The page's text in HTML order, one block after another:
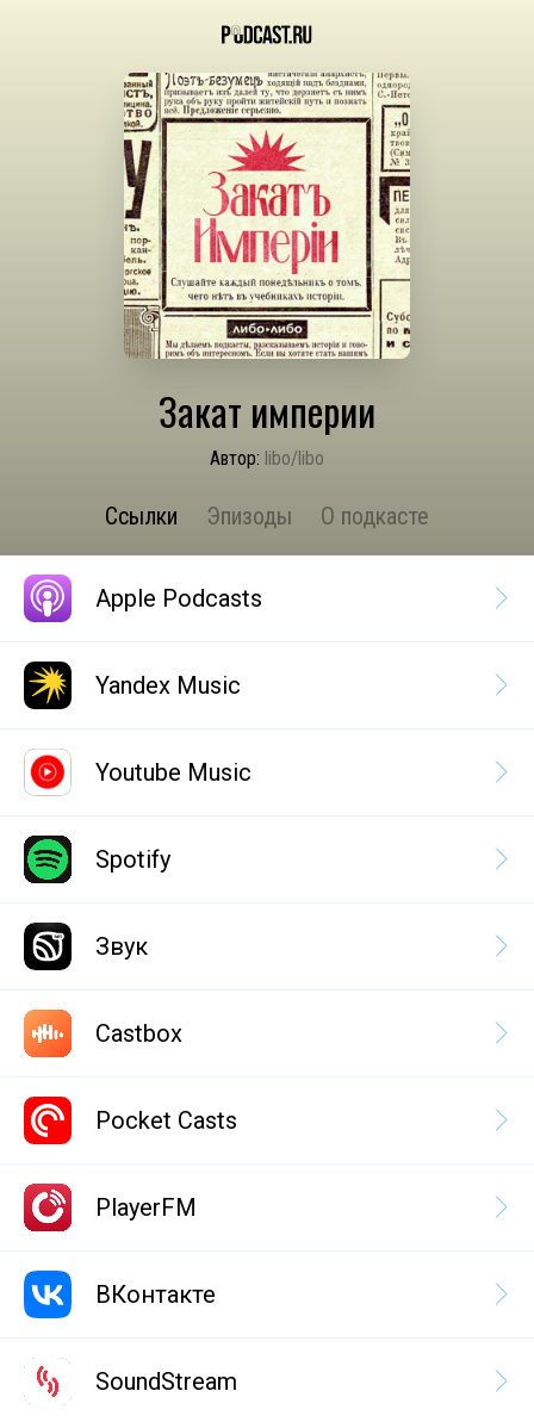
Закат империи
Автор: libo/libo
Ссылки Эпизоды О подкасте
Apple Podcasts
Yandex Music
Youtube Music
Spotify
Звук
Castbox
Pocket Casts
PlayerFM
ВКонтакте
SoundStream